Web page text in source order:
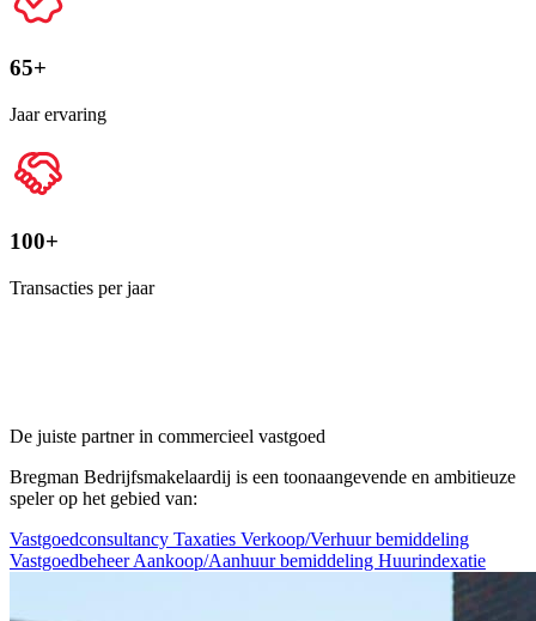
65+
Jaar ervaring
100+
Transacties per jaar
De juiste partner in commercieel vastgoed
Bregman Bedrijfsmakelaardij is een toonaangevende en ambitieuze
speler op het gebied van:
Vastgoedconsultancy Taxaties Verkoop/Verhuur bemiddeling
VastgoedbeheerAankoop/Aanhuur bemiddeling Huurindexatie